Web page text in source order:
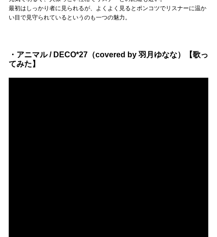
Official SNS
最初はしっかり者に見られるが、よくよく見るとポンコツでリスナーに温か
い目で見守られているというのも一つの魅力。
・アニマル / DECO*27（covered by 羽月ゆなな）【歌っ
てみた】